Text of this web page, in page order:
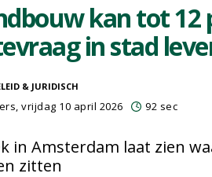
kan tot 12
in stad
& JURIDISCH
, vrijdag 10 april 2026 92 sec
in Amsterdam laat zien
zitten